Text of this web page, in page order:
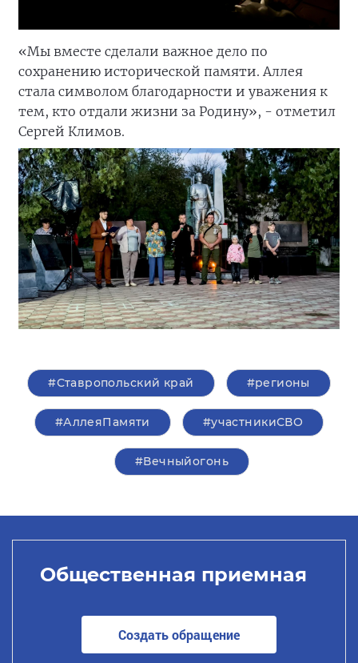
«Мы вместе сделали важное дело по
сохранению исторической памяти. Аллея
стала символом благодарности и уважения к
тем, кто отдали жизни за Родину», - отметил
Сергей Климов.
#Ставропольский край #регионы
#АллеяПамяти #участникиСВО
#Вечныйогонь
Общественная приемная
Создать обращение